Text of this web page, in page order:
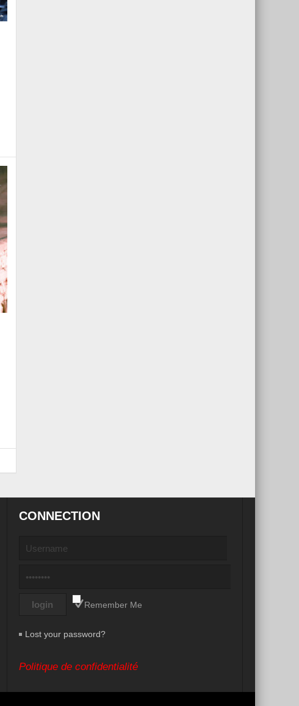
CONNECTION
Remember Me
Lost your password?
Politique de confidentialité